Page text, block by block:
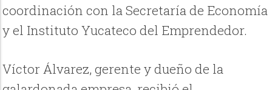
coordinación con la Secretaría de Economía
y el Instituto Yucateco del Emprendedor.
Víctor Álvarez, gerente y dueño de la